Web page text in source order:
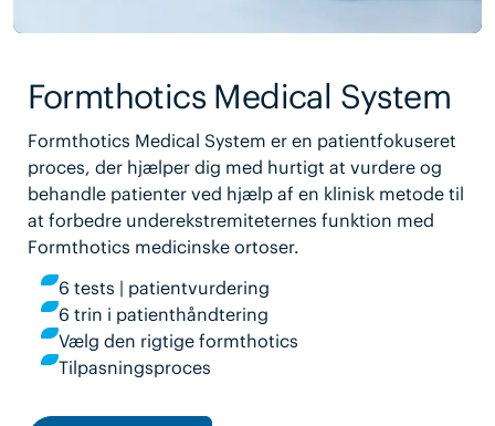
Formthotics Medical System
Formthotics Medical System er en patientfokuseret
proces, der hjælper dig med hurtigt at vurdere og
behandle patienter ved hjælp af en klinisk metode til
at forbedre underekstremiteternes funktion med
Formthotics medicinske ortoser.
6 tests | patientvurdering
6 trin i patienthåndtering
Vælg den rigtige formthotics
Tilpasningsproces